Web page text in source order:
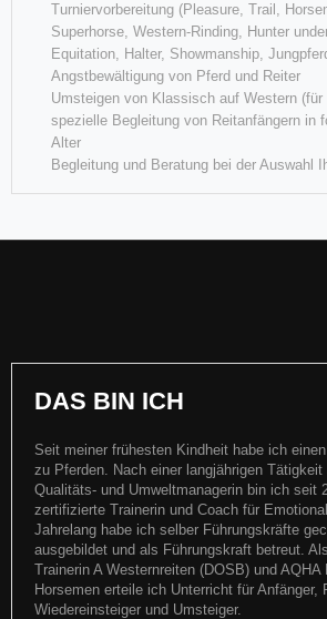
DQHA NRW Champion Weanling
Flash for Fantasy ("Riley") wird DQHA NRW
Klasse Weanling Stallions OPEN
Weiterlesen
All Around Trainer - meine ganz
Ich bin so stolz auf "meine" Turnier-Reiter und
unserer Jahresabschlußfeier haben Sie mich
EWU Landesmeisterschaft 2019
EWU Landesmeisterschaft 2019 dieses Jahr
Anlage der Pferdefreunde Goch Patricia hat
Weiterlesen
Turniervorbereitung (Pleasure, Trail,
Superhorse, Western-Rinding, Hunter
Equitation, Halter, Showmanship,
Angstbewältigung von Pferd und Reiter
Umsteigen von Klassisch auf Western (für
spezielle Begleitung von Reitanfängern in
Alter
Begleitung und Beratung bei der Auswahl
DAS BIN ICH
Seit meiner frühesten Kindheit habe ich
zu Pferden. Nach einer langjährigen
Qualitäts- und Umweltmanagerin bin ich seit
zertifizierte Trainerin und Coach für
Jahrelang habe ich selber Führungskräfte
ausgebildet und als Führungskraft betreut.
Trainerin A Westernreiten (DOSB) und AQHA
Horsemen erteile ich Unterricht für Anfänger,
Wiedereinsteiger und Umsteiger.